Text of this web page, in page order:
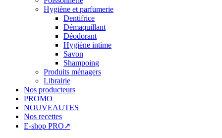
Hygiène et parfumerie
Dentifrice
Démaquillant
Déodorant
Hygiène intime
Savon
Shampoing
Produits ménagers
Librairie
Nos producteurs
PROMO
NOUVEAUTES
Nos recettes
E-shop PRO↗